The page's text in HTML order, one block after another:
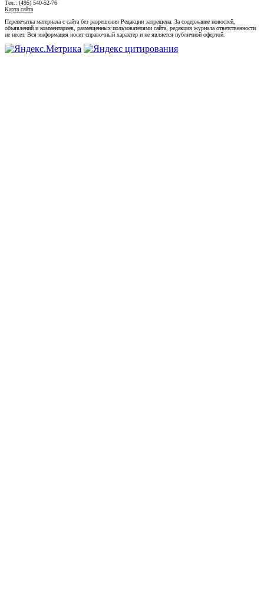
Тел.: (495) 540-52-76
Карта сайта
Перепечатка материала с сайта без разрешения Редакции запрещена. За содержание новостей,
объявлений и комментариев, размещенных пользователями сайта, редакция журнала ответственности
не несет. Вся информация носит справочный характер и не является публичной офертой.